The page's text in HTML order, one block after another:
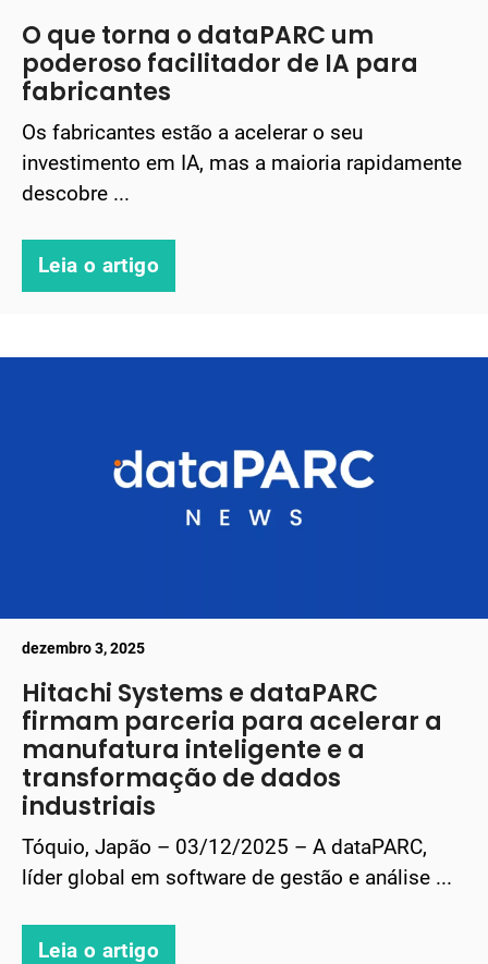
O que torna o dataPARC um
poderoso facilitador de IA para
fabricantes
Os fabricantes estão a acelerar o seu
investimento em IA, mas a maioria rapidamente
descobre ...
Leia o artigo
dezembro 3, 2025
Hitachi Systems e dataPARC
firmam parceria para acelerar a
manufatura inteligente e a
transformação de dados
industriais
Tóquio, Japão – 03/12/2025 – A dataPARC,
líder global em software de gestão e análise ...
Leia o artigo